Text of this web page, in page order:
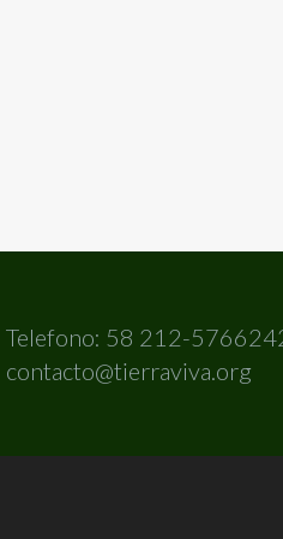
Telefono: 58 212-
contacto@tierraviva.org